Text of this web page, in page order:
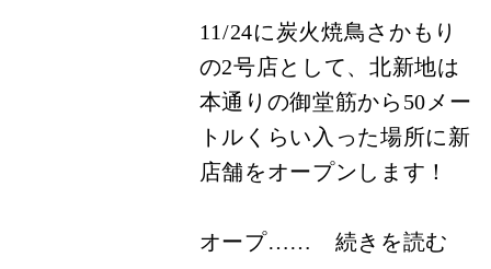
11/24に炭火焼鳥さかもり
の2号店として、北新地は
本通りの御堂筋から50メー
トルくらい入った場所に新
店舗をオープンします！
オープ…… 続きを読む